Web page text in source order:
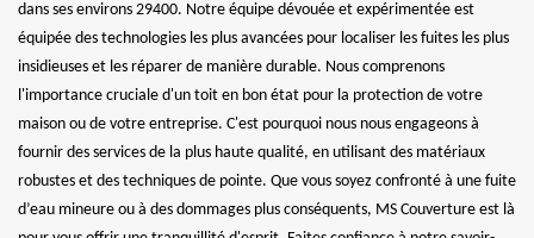
dans ses environs 29400. Notre équipe dévouée et expérimentée est
équipée des technologies les plus avancées pour localiser les fuites les plus
insidieuses et les réparer de manière durable. Nous comprenons
l'importance cruciale d'un toit en bon état pour la protection de votre
maison ou de votre entreprise. C'est pourquoi nous nous engageons à
fournir des services de la plus haute qualité, en utilisant des matériaux
robustes et des techniques de pointe. Que vous soyez confronté à une fuite
d’eau mineure ou à des dommages plus conséquents, MS Couverture est là